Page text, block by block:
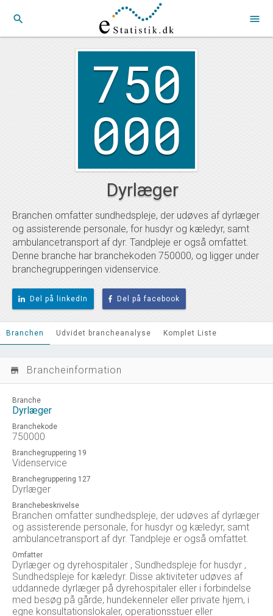
search menu
750
000
Dyrlæger
Branchen omfatter sundhedspleje, der udøves af dyrlæger
og assisterende personale, for husdyr og kæledyr, samt
ambulancetransport af dyr. Tandpleje er også omfattet.
Denne branche har branchekoden 750000, og ligger under
branchegrupperingen videnservice.
Del på linkedIn Del på facebook
Branchen Udvidet brancheanalyse Komplet Liste
store_mall_directory Brancheinformation
Branche
Dyrlæger
Branchekode
750000
Branchegruppering 19
Videnservice
Branchegruppering 127
Dyrlæger
Branchebeskrivelse
Branchen omfatter sundhedspleje, der udøves af dyrlæger
og assisterende personale, for husdyr og kæledyr, samt
ambulancetransport af dyr. Tandpleje er også omfattet.
Omfatter
Dyrlæger og dyrehospitaler , Sundhedspleje for husdyr ,
Sundhedspleje for kæledyr. Disse aktiviteter udøves af
uddannede dyrlæger på dyrehospitaler eller i forbindelse
med besøg på gårde, hundekenneler eller private hjem, i
egne konsultationslokaler, operationsstuer eller